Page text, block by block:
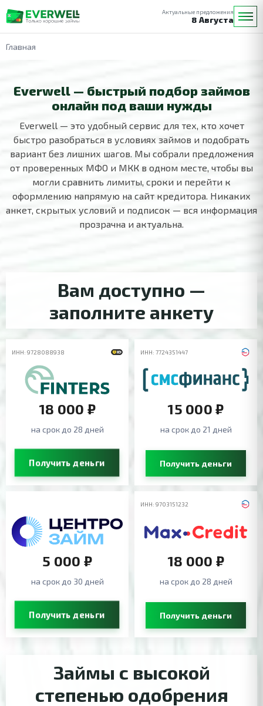
Актуальные предложения
8 Августа
Главная
Everwell — быстрый подбор займов
онлайн под ваши нужды
Everwell — это удобный сервис для тех, кто хочет
быстро разобраться в условиях займов и подобрать
вариант без лишних шагов. Мы собрали предложения
от проверенных МФО и МКК в одном месте, чтобы вы
могли сравнить лимиты, сроки и перейти к
оформлению напрямую на сайт кредитора. Никаких
анкет, скрытых условий и подписок — вся информация
прозрачна и актуальна.
Вам доступно —
заполните анкету
ИНН: 9728088938
18 000 ₽
на срок до 28 дней
Получить деньги
ИНН: 7724351447
15 000 ₽
на срок до 21 дней
Получить деньги
5 000 ₽
на срок до 30 дней
Получить деньги
ИНН: 9703151232
18 000 ₽
на срок до 28 дней
Получить деньги
Займы с высокой
степенью одобрения